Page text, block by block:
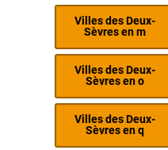
Villes des Deux-
Sèvres en m
Villes des Deux-
Sèvres en o
Villes des Deux-
Sèvres en q